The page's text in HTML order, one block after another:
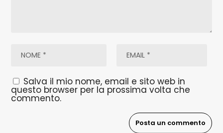
Salva il mio nome, email e sito web in
questo browser per la prossima volta che
commento.